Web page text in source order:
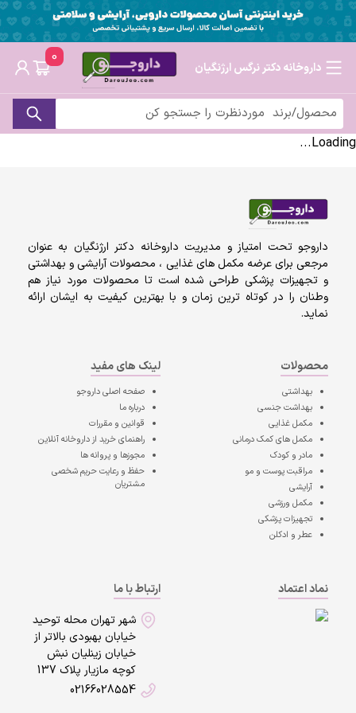
داروخانه دکتر نرگس ارژنگیان
0
Loading...
داروجو تحت امتیاز و مدیریت داروخانه دکتر ارژنگیان به عنوان
مرجعی برای عرضه مکمل های غذایی ، محصولات آرایشی و بهداشتی
و تجهیزات پزشکی طراحی شده است تا محصولات مورد نیاز هم
وطنان را در کوتاه ترین زمان و با بهترین کیفیت به ایشان ارائه
نماید.
محصولات
بهداشتی
بهداشت جنسی
مکمل غذایی
مکمل های کمک درمانی
مادر و کودک
مراقبت پوست و مو
آرایشی
مکمل ورزشی
تجهیزات پزشکی
عطر و ادکلن
لینک های مفید
صفحه اصلیداروجو
درباره ما
قوانین و مقررات
راهنمای خرید از داروخانه آنلاین
مجوزها و پروانه ها
حفظ و رعایت حریم شخصی
مشتریان
نماد اعتماد
ارتباط با ما
شهر تهران محله توحید
خیابان بهبودی بالاتر از
خیابان زینلیان نبش
کوچه مازیار پلاک 137
02166028554